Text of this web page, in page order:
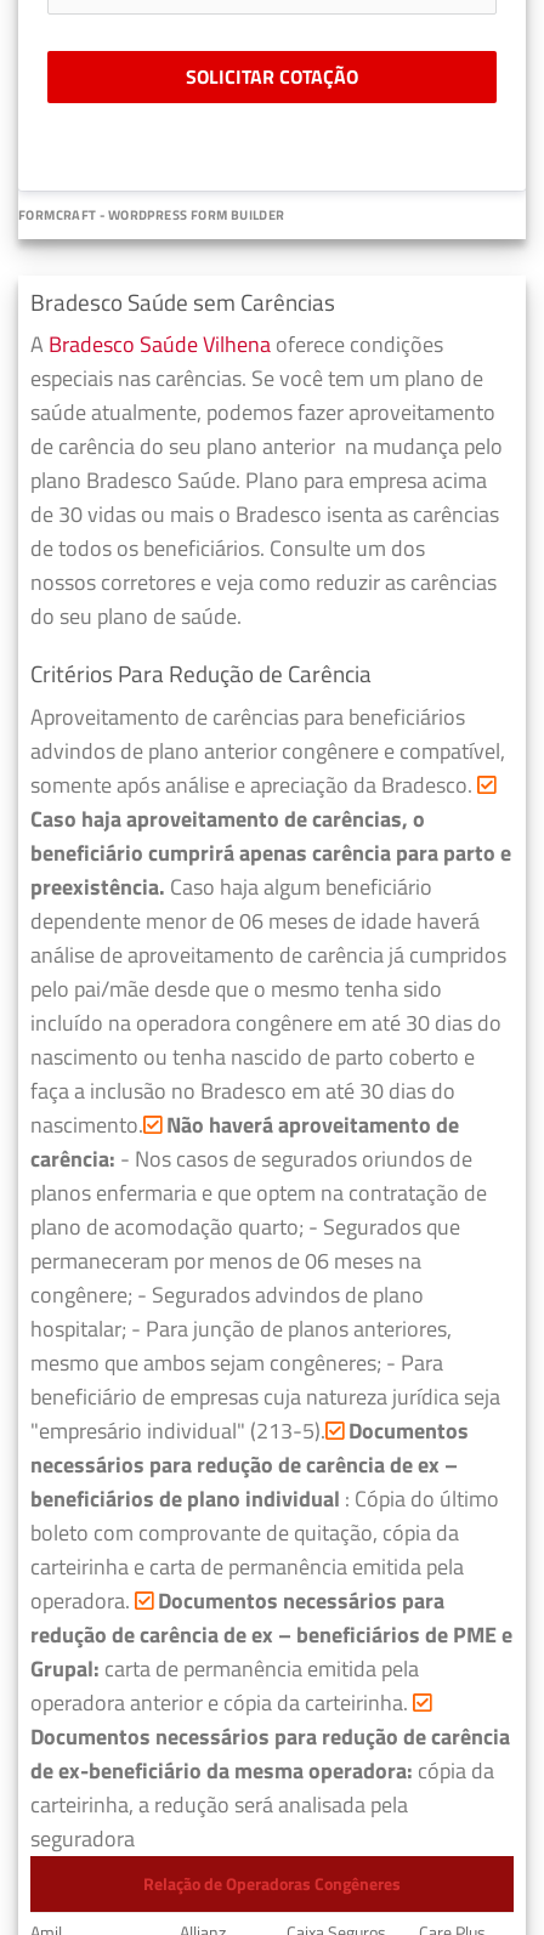
SOLICITAR COTAÇÃO
FORMCRAFT - WORDPRESS FORM BUILDER
Bradesco Saúde sem Carências
A Bradesco Saúde Vilhenaoferece condições
especiais nas carências. Se você tem um plano de
saúde atualmente, podemos fazeraproveitamento
de carência do seu plano anterior na mudança pelo
plano Bradesco Saúde. Plano para empresa acima
de 30 vidas ou mais o Bradesco isenta as carências
de todos os beneficiários. Consulte um dos
nossos corretores e veja como reduzir as carências
do seu plano de saúde.
Critérios Para Redução de Carência
Aproveitamento de carências para beneficiários
advindos de plano anterior congênere e compatível,
somente após análise e apreciação da Bradesco.
Caso haja aproveitamento de carências, o
beneficiário cumprirá apenas carência para parto e
preexistência. Caso haja algum beneficiário
dependente menor de 06 meses de idade haverá
análise de aproveitamento de carência já cumpridos
pelo pai/mãe desde que o mesmo tenha sido
incluído na operadora congênere em até 30 dias do
nascimento ou tenha nascido de parto coberto e
faça a inclusão no Bradesco em até 30 dias do
nascimento. Não haverá aproveitamento de
carência: - Nos casos de segurados oriundos de
planos enfermaria e que optem na contratação de
plano de acomodação quarto; - Segurados que
permaneceram por menos de 06 meses na
congênere; - Segurados advindos de plano
hospitalar; - Para junção de planos anteriores,
mesmo que ambos sejam congêneres; - Para
beneficiário de empresas cuja natureza jurídica seja
"empresário individual" (213-5). Documentos
necessários para redução de carência de ex –
beneficiários de plano individual : Cópia do último
boleto com comprovante de quitação, cópia da
carteirinha e carta de permanência emitida pela
operadora.
Documentos necessários para
redução de carência de ex – beneficiários de PME e
Grupal: carta de permanência emitida pela
operadora anterior e cópia da carteirinha.
Documentos necessários para redução de carência
de ex-beneficiário da mesma operadora: cópia da
carteirinha, a redução será analisada pela
seguradora
Relação de Operadoras Congêneres